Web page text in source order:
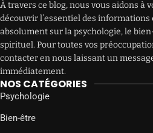
À travers ce blog, nous vous aidons à
découvrir l’essentiel des informations
absolument sur la psychologie, le
spirituel. Pour toutes vos
contacter en nous laissant un
immédiatement.
NOS CATÉGORIES
Psychologie
Bien-être